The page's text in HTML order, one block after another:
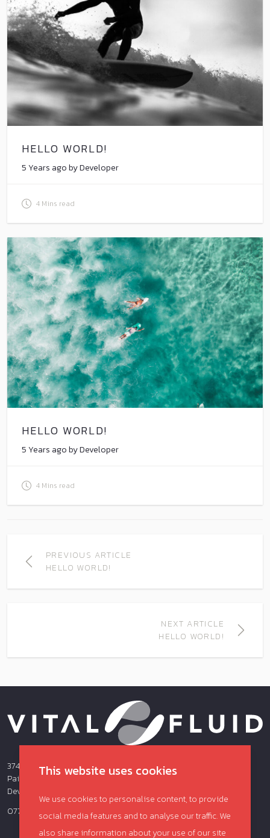
This website uses cookies
We use cookies to personalise content, to provide
social media features and to analyse our traffic. We
also share information about your use of our site
HELLO WORLD!
5 Years ago by Developer
4 Mins read
HELLO WORLD!
5 Years ago by Developer
4 Mins read
PREVIOUS ARTICLE
HELLO WORLD!
NEXT ARTICLE
HELLO WORLD!
374 Totnes Road,
Paignton
Devon
07703660915